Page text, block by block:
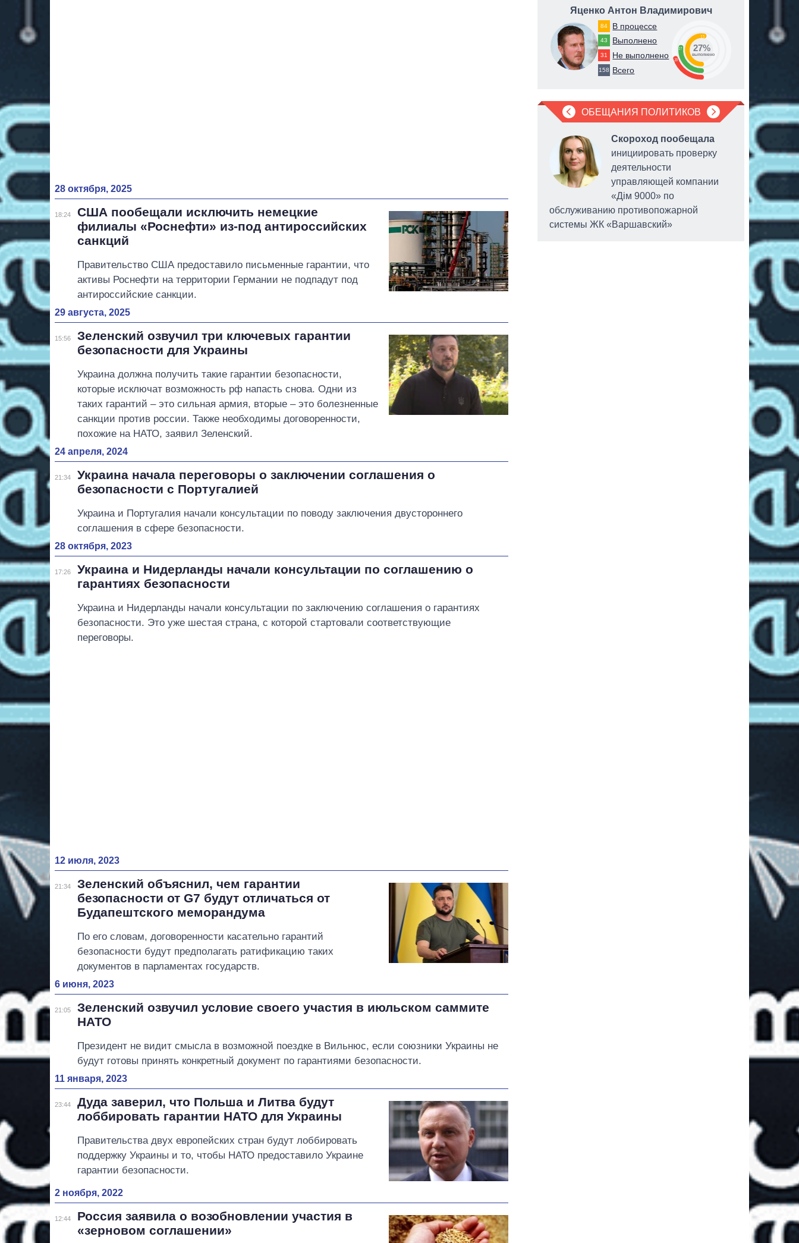
28 октября, 2025
18:24
США пообещали исключить немецкие
филиалы «Роснефти» из-под антироссийских
санкций
Правительство США предоставило письменные гарантии, что
активы Роснефти на территории Германии не подпадут под
антироссийские санкции.
29 августа, 2025
15:56
Зеленский озвучил три ключевых гарантии
безопасности для Украины
Украина должна получить такие гарантии безопасности,
которые исключат возможность рф напасть снова. Одни из
таких гарантий – это сильная армия, вторые – это болезненные
санкции против россии. Также необходимы договоренности,
похожие на НАТО, заявил Зеленский.
24 апреля, 2024
21:34
Украина начала переговоры о заключении соглашения о
безопасности с Португалией
Украина и Португалия начали консультации по поводу заключения двустороннего
соглашения в сфере безопасности.
28 октября, 2023
17:26
Украина и Нидерланды начали консультации по соглашению о
гарантиях безопасности
Украина и Нидерланды начали консультации по заключению соглашения о гарантиях
безопасности. Это уже шестая страна, с которой стартовали соответствующие
переговоры.
12 июля, 2023
21:34
Зеленский объяснил, чем гарантии
безопасности от G7 будут отличаться от
Будапештского меморандума
По его словам, договоренности касательно гарантий
безопасности будут предполагать ратификацию таких
документов в парламентах государств.
6 июня, 2023
21:05
Зеленский озвучил условие своего участия в июльском саммите
НАТО
Президент не видит смысла в возможной поездке в Вильнюс, если союзники Украины не
будут готовы принять конкретный документ по гарантиями безопасности.
11 января, 2023
23:44
Дуда заверил, что Польша и Литва будут
лоббировать гарантии НАТО для Украины
Правительства двух европейских стран будут лоббировать
поддержку Украины и то, чтобы НАТО предоставило Украине
гарантии безопасности.
2 ноября, 2022
12:44
Россия заявила о возобновлении участия в
«зерновом соглашении»
Яценко Антон Владимирович
84 В процессе
43 Выполнено
31 Не выполнено
158 Всего
20
27
53
27%
выполнено
ОБЕЩАНИЯ ПОЛИТИКОВ
Скороход пообещала
инициировать проверку
деятельности
управляющей компании
«Дім 9000» по
обслуживанию противопожарной
системы ЖК «Варшавский»
головы